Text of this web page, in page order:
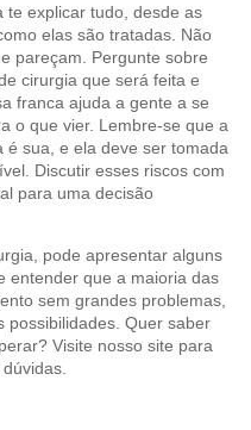
te explicar tudo, desde as
elas são tratadas. Não
pareçam. Pergunte sobre
cirurgia que será feita e
franca ajuda a gente a se
o que vier. Lembre-se que a
sua, e ela deve ser tomada
Discutir esses riscos com
para uma decisão
pode apresentar alguns
entender que a maioria das
sem grandes problemas,
possibilidades. Quer saber
Visite nosso site para